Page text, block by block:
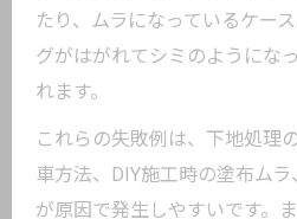
たり、ムラになっているケー
グがはがれてシミのようにな
れます。
これらの失敗例は、下地処理
車方法、DIY施工時の塗布ム
が原因で発生しやすいです。